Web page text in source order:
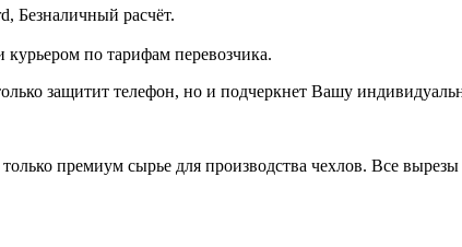
Безналичный расчёт.
по тарифам перевозчика.
защитит телефон, но и подчеркнет Вашу
премиум сырье для производства чехлов. Все